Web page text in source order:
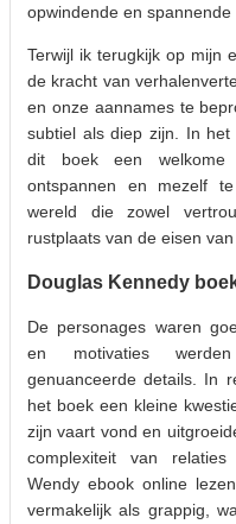
opwindende en spannende
Terwijl ik terugkijk op mijn
de kracht van
en onze aannames te
subtiel als diep zijn. In
dit boek een
ontspannen en mezelf
wereld die zowel
rustplaats van de eisen
Douglas Kennedy
De personages waren
en motivaties
genuanceerde details. In
het boek een kleine
zijn vaart vond en
complexiteit van
Wendy ebook online
vermakelijk als grappig,